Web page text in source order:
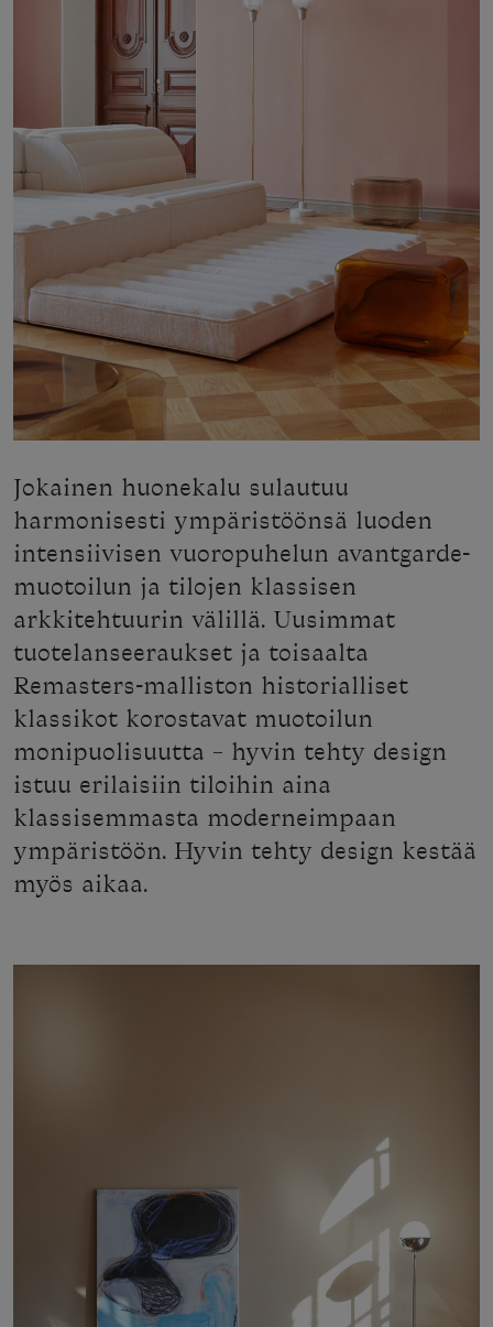
Jokainen huonekalu sulautuu
harmonisesti ympäristöönsä luoden
intensiivisen vuoropuhelun avantgarde-
muotoilun ja tilojen klassisen
arkkitehtuurin välillä. Uusimmat
tuotelanseeraukset ja toisaalta
Remasters-malliston historialliset
klassikot korostavat muotoilun
monipuolisuutta – hyvin tehty design
istuu erilaisiin tiloihin aina
klassisemmasta moderneimpaan
ympäristöön. Hyvin tehty design kestää
myös aikaa.